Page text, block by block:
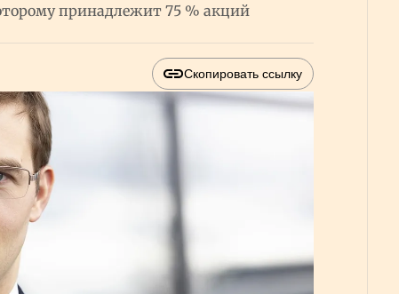
принадлежит 75 % акций
Скопировать ссылку